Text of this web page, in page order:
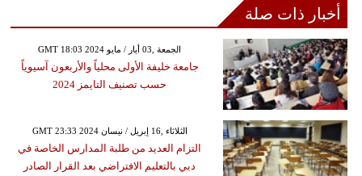
أخبار ذات صلة
GMT 18:03 2024 الجمعة ,03 أيار / مايو
جامعة خليفة الأولى محلياً والأربعون آسيوياً
حسب تصنيف التايمز 2024
GMT 23:33 2024 الثلاثاء ,16 إبريل / نيسان
التزام العديد من طلبة المدارس الخاصة في
دبي بالتعليم الافتراضي بعد القرار الصادر